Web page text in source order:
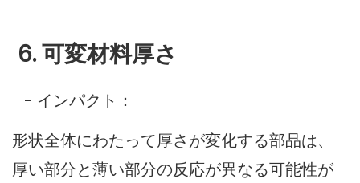
6. 可変材料厚さ
- インパクト：
形状全体にわたって厚さが変化する部品は、
厚い部分と薄い部分の反応が異なる可能性が